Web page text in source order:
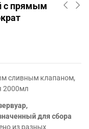
с прямым
сливным клапаном,
2000мл
для сбора
из разных